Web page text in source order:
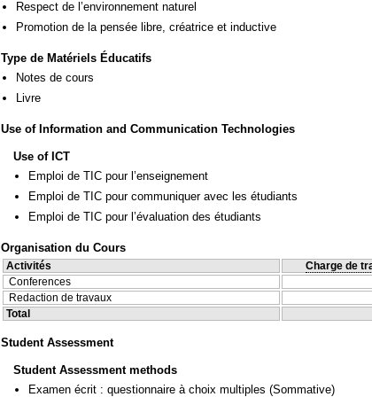
Respect de l’environnement naturel
Promotion de la pensée libre, créatrice et inductive
Type de Matériels Éducatifs
Notes de cours
Livre
Use of Information and Communication Technologies
Use of ICT
Emploi de TIC pour l’enseignement
Emploi de TIC pour communiquer avec les étudiants
Emploi de TIC pour l’évaluation des étudiants
Organisation du Cours
Activités Charge de
Conferences
Redaction de travaux
Total
Student Assessment
Student Assessment methods
Examen écrit : questionnaire à choix multiples (Sommative)